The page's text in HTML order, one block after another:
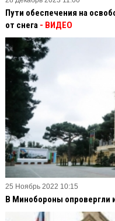
Пути обеспечения на
от снега - ВИДЕО
25 Ноябрь 2022 10:15
В Минобороны